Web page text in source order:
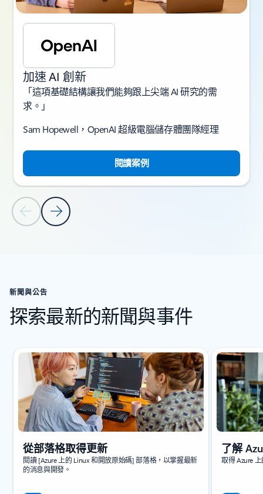
上一張投影片下一張投影片
加速 AI 創新
「這項基礎結構讓我們能夠跟上尖端 AI 研究的需
求。」
Sam Hopewell，OpenAI 超級電腦儲存體團隊經理
閱讀案例
新聞與公告
探索最新的新聞與事件
顯示 1 張投影片 (共 5 張)
從部落格取得更新
閱讀 [Azure 上的 Linux 和開放原始碼] 部落格，以掌握最新
的消息與開發。
了解
取得 Azure